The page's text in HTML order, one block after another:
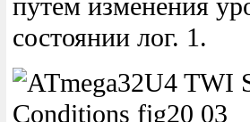
путем изменения
состоянии лог. 1.